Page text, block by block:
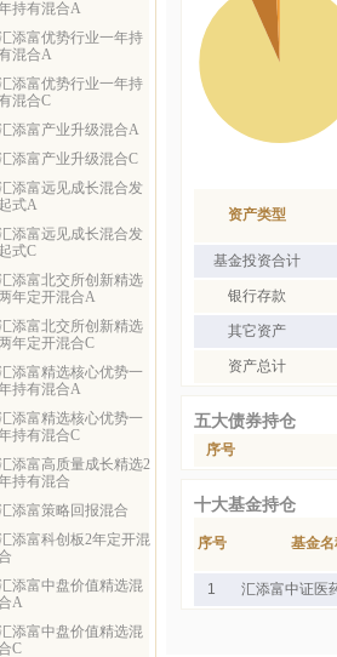
持有混合A
添富优势行业一年持
混合A
添富优势行业一年持
混合C
添富产业升级混合A
添富产业升级混合C
添富远见成长混合发
起式A
添富远见成长混合发
起式C
添富北交所创新精选
年定开混合A
添富北交所创新精选
年定开混合C
添富精选核心优势一
持有混合A
添富精选核心优势一
持有混合C
添富高质量成长精选2
持有混合
添富策略回报混合
添富科创板2年定开混
添富中盘价值精选混
A
添富中盘价值精选混
C
资产类型
基金投资合计
银行存款
其它资产
资产总计
五大债券持仓
序号
十大基金持仓
序号 基金名
1 汇添富中证医